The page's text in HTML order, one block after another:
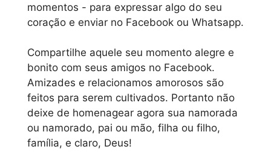
momentos - para expressar algo do seu
coração e enviar no Facebook ou Whatsapp.
Compartilhe aquele seu momento alegre e
bonito com seus amigos no Facebook.
Amizades e relacionamos amorosos são
feitos para serem cultivados. Portanto não
deixe de homenagear agora sua namorada
ou namorado, pai ou mão, filha ou filho,
família, e claro, Deus!